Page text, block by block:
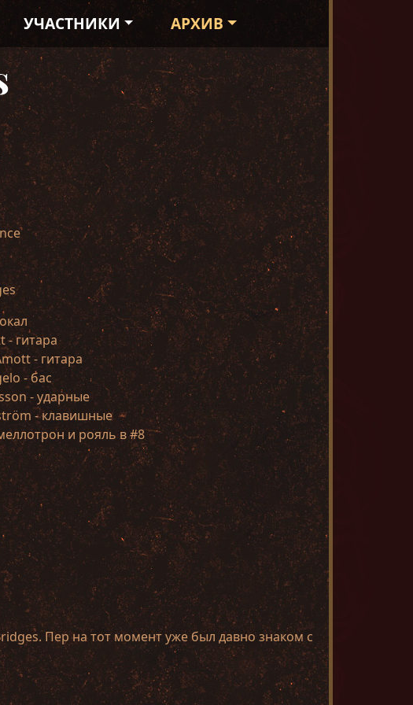
УЧАСТНИКИ АРХИВ
- гитара
- гитара
- бас
- ударные
- клавишные
и рояль в #8
Пер на тот момент уже был давно знаком с